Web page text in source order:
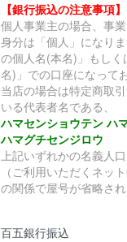
【銀行振込の注意事項】
個人事業主の場合、事
身分は「個人」になり
の個人名(本名)」もし
名)」での口座になって
当店の場合は特定商取
いる代表者名である、
ハマセンショウテン ハ
ハマグチセンジロウ
上記いずれかの名義人
（ご利用いただくネッ
の関係で屋号が省略さ
百五銀行振込